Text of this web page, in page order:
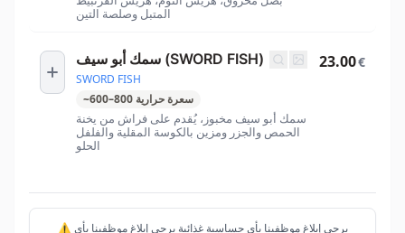
المتبل وصلصة التين
سمك أبو سيف (SWORD FISH)
SWORD FISH
~600–800 سعرة حرارية
سمك أبو سيف مخبوز، يُقدم على فراش من يخنة
الحمص والجزر ومزين بالكوسة المقلية والفلفل
الحلو
23.00€
⚠️ يرجى إبلاغ موظفينا بأي حساسية غذائية يرجى إبلاغ موظفينا بأي